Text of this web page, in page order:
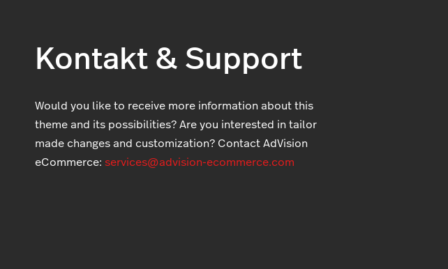
Kontakt & Support
Would you like to receive more information about this
theme and its possibilities? Are you interested in tailor
made changes and customization? Contact AdVision
eCommerce: services@advision-ecommerce.com